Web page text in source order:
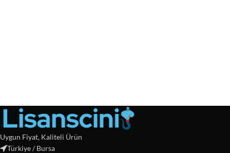
Uygun Fiyat, Kaliteli Ürün
Türkiye / Bursa